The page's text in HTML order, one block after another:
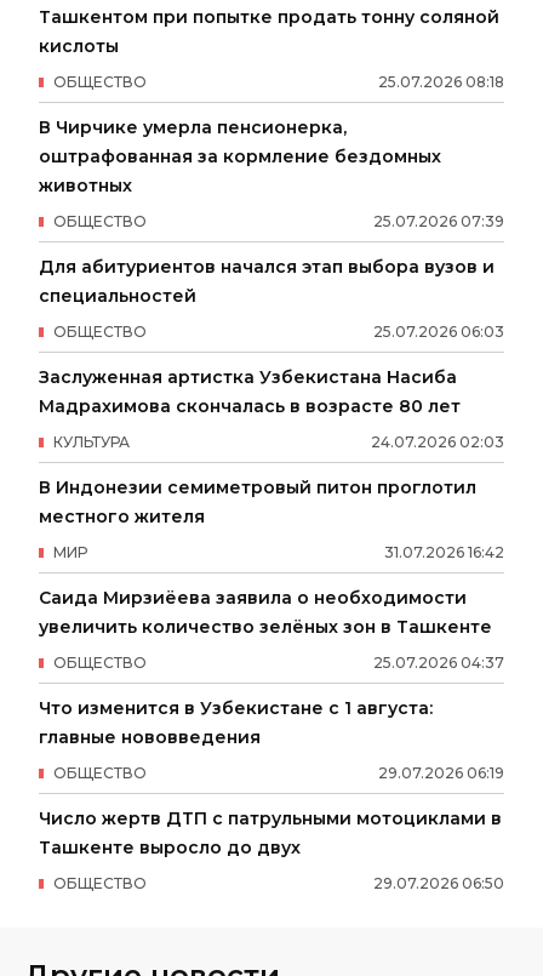
Ташкентом при попытке продать тонну соляной
кислоты
25.07.2026 08:18
ОБЩЕСТВО
В Чирчике умерла пенсионерка,
оштрафованная за кормление бездомных
животных
25.07.2026 07:39
ОБЩЕСТВО
Для абитуриентов начался этап выбора вузов и
специальностей
25.07.2026 06:03
ОБЩЕСТВО
Заслуженная артистка Узбекистана Насиба
Мадрахимова скончалась в возрасте 80 лет
24.07.2026 02:03
КУЛЬТУРА
В Индонезии семиметровый питон проглотил
местного жителя
31.07.2026 16:42
МИР
Саида Мирзиёева заявила о необходимости
увеличить количество зелёных зон в Ташкенте
25.07.2026 04:37
ОБЩЕСТВО
Что изменится в Узбекистане с 1 августа:
главные нововведения
29.07.2026 06:19
ОБЩЕСТВО
Число жертв ДТП с патрульными мотоциклами в
Ташкенте выросло до двух
29.07.2026 06:50
ОБЩЕСТВО